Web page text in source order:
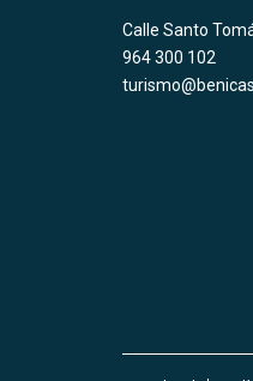
Calle Santo
964 300 102